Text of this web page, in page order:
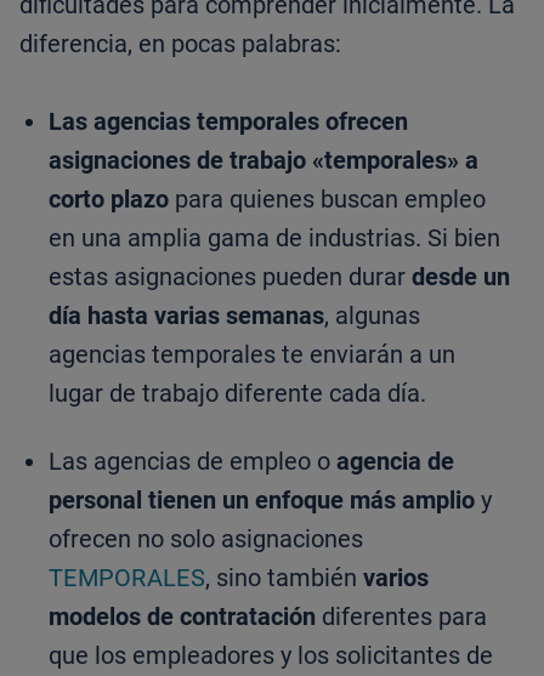
diferencia, en pocas palabras:
Las agencias temporales ofrecen
asignaciones de trabajo «temporales» a
corto plazo para quienes buscan empleo
en una amplia gama de industrias. Si bien
estas asignaciones pueden durar desde un
día hasta varias semanas, algunas
agencias temporales te enviarán a un
lugar de trabajo diferente cada día.
Las agencias de empleo o agencia de
personal tienen un enfoque más amplio y
ofrecen no solo asignaciones
TEMPORALES, sino también varios
modelos de contratación diferentes para
que los empleadores y los solicitantes de